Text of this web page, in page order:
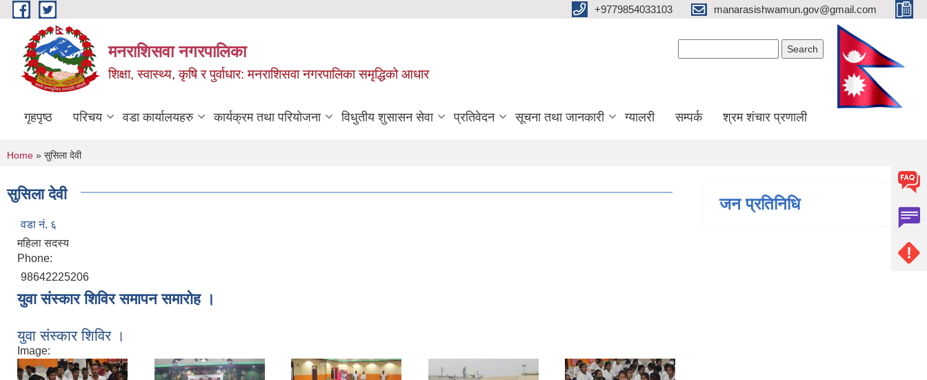
Skip to main content +9779854033103 manarasishwamun.gov@gmail.com
मनराशिसवा नगरपालिका
शिक्षा, स्वास्थ्य, कृषि र पुर्वाधार: मनराशिसवा नगरपालिका समृद्धिको आधार
गृहपृष्ठ परिचय वडा कार्यालयहरु कार्यक्रम तथा परियोजना विधुतीय शुसासन सेवा प्रतिवेदन सूचना तथा जानकारी ग्यालरी सम्पर्क श्रम शंचार प्रणाली
You are here
Home » सुसिला देवी
सुसिला देवी
वडा नं. ६
महिला सदस्य
Phone:
98642225206
युवा संस्कार शिविर समापन समारोह ।
युवा संस्कार शिविर ।
Image:
जन प्रतिनिधि